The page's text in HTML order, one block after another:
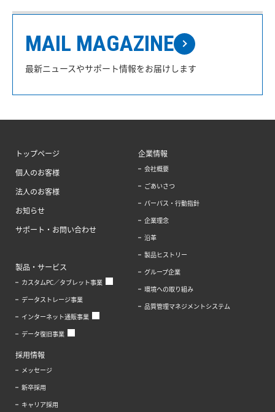
MAIL MAGAZINE
最新ニュースやサポート情報をお届けします
トップページ
個人のお客様
法人のお客様
お知らせ
サポート・お問い合わせ
製品・サービス
カスタムPC／タブレット事業
データストレージ事業
インターネット通販事業
データ復旧事業
企業情報
会社概要
ごあいさつ
パーパス・行動指針
企業理念
沿革
製品ヒストリー
グループ企業
環境への取り組み
品質管理マネジメントシステム
採用情報
メッセージ
新卒採用
キャリア採用